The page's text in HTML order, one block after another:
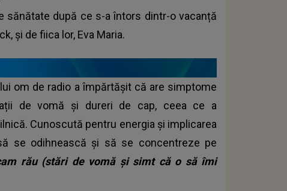
sănătate după ce s-a întors dintr-o vacanță
și de fiica lor, Eva Maria.
om de radio a împărtășit că are simptome
de vomă și dureri de cap, ceea ce a
Cunoscută pentru energia și implicarea
se odihnească și să se concentreze pe
rău (stări de vomă și simt că o să îmi